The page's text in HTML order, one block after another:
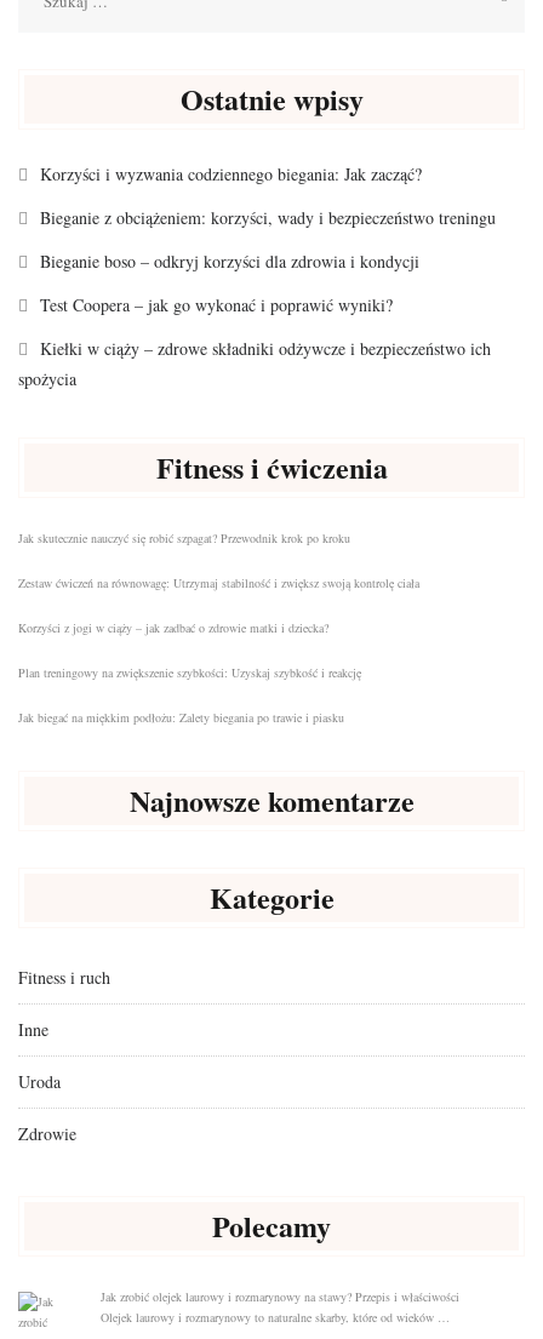
Ostatnie wpisy
Korzyści i wyzwania codziennego biegania: Jak zacząć?
Bieganie z obciążeniem: korzyści, wady i bezpieczeństwo treningu
Bieganie boso – odkryj korzyści dla zdrowia i kondycji
Test Coopera – jak go wykonać i poprawić wyniki?
Kiełki w ciąży – zdrowe składniki odżywcze i bezpieczeństwo ich
spożycia
Fitness i ćwiczenia
Jak skutecznie nauczyć się robić szpagat? Przewodnik krok po kroku
Zestaw ćwiczeń na równowagę: Utrzymaj stabilność i zwiększ swoją kontrolę ciała
Korzyści z jogi w ciąży – jak zadbać o zdrowie matki i dziecka?
Plan treningowy na zwiększenie szybkości: Uzyskaj szybkość i reakcję
Jak biegać na miękkim podłożu: Zalety biegania po trawie i piasku
Najnowsze komentarze
Kategorie
Fitness i ruch
Inne
Uroda
Zdrowie
Polecamy
Jak zrobić olejek laurowy i rozmarynowy na stawy? Przepis i właściwości
Olejek laurowy i rozmarynowy to naturalne skarby, które od wieków …